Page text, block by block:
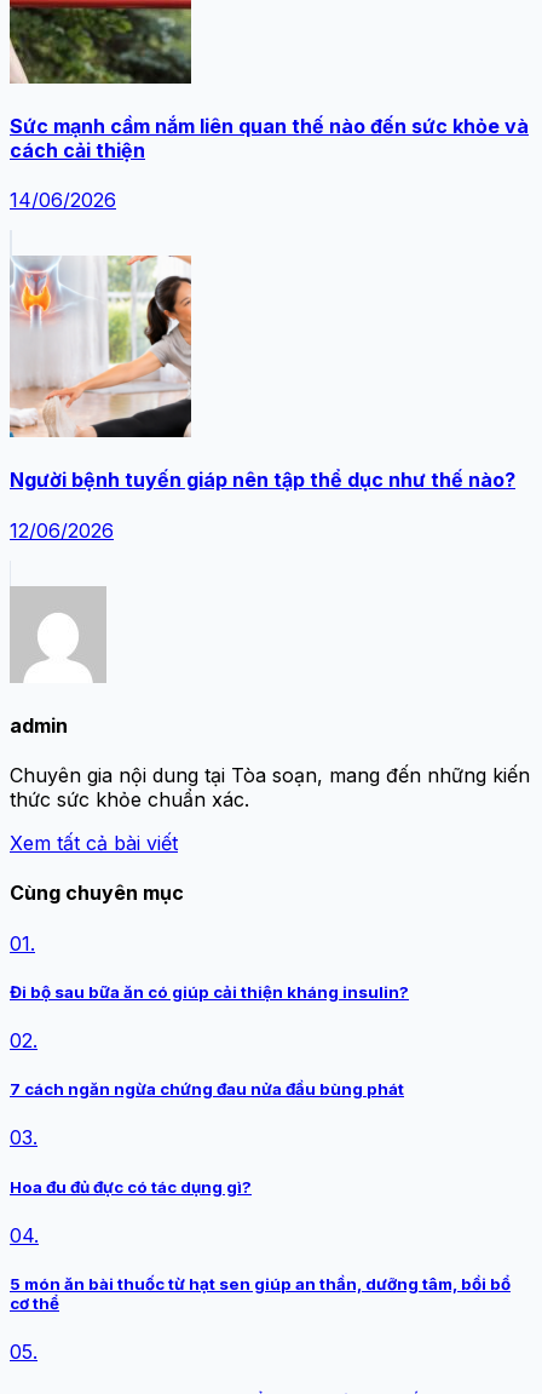
Sức mạnh cầm nắm liên quan thế nào đến sức khỏe và
cách cải thiện
14/06/2026
Người bệnh tuyến giáp nên tập thể dục như thế nào?
12/06/2026
admin
Chuyên gia nội dung tại Tòa soạn, mang đến những kiến
thức sức khỏe chuẩn xác.
Xem tất cả bài viết
Cùng chuyên mục
01.
Đi bộ sau bữa ăn có giúp cải thiện kháng insulin?
02.
7 cách ngăn ngừa chứng đau nửa đầu bùng phát
03.
Hoa đu đủ đực có tác dụng gì?
04.
5 món ăn bài thuốc từ hạt sen giúp an thần, dưỡng tâm, bồi bổ
cơ thể
05.